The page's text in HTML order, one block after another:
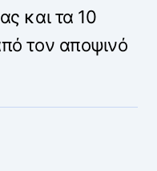
και τα 10
τον αποψινό